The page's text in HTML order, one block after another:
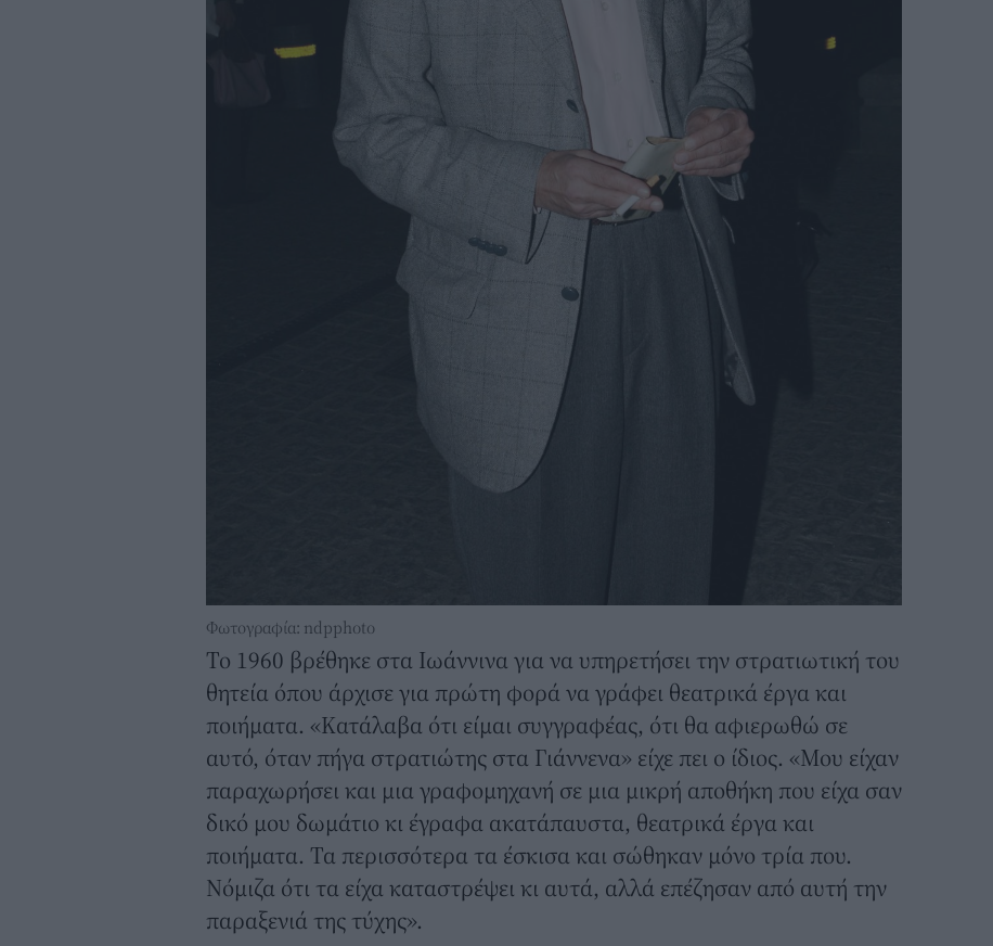
Φωτογραφία: ndpphoto
Το 1960 βρέθηκε στα Ιωάννινα για να υπηρετήσει την στρατιωτική του
θητεία όπου άρχισε για πρώτη φορά να γράφει θεατρικά έργα και
ποιήματα. «Κατάλαβα ότι είμαι συγγραφέας, ότι θα αφιερωθώ σε
αυτό, όταν πήγα στρατιώτης στα Γιάννενα» είχε πει ο ίδιος. «Μου είχαν
παραχωρήσει και μια γραφομηχανή σε μια μικρή αποθήκη που είχα σαν
δικό μου δωμάτιο κι έγραφα ακατάπαυστα, θεατρικά έργα και
ποιήματα. Τα περισσότερα τα έσκισα και σώθηκαν μόνο τρία που.
Νόμιζα ότι τα είχα καταστρέψει κι αυτά, αλλά επέζησαν από αυτή την
παραξενιά της τύχης».